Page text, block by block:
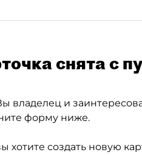
снята с
владелец и
форму ниже.
хотите создать новую